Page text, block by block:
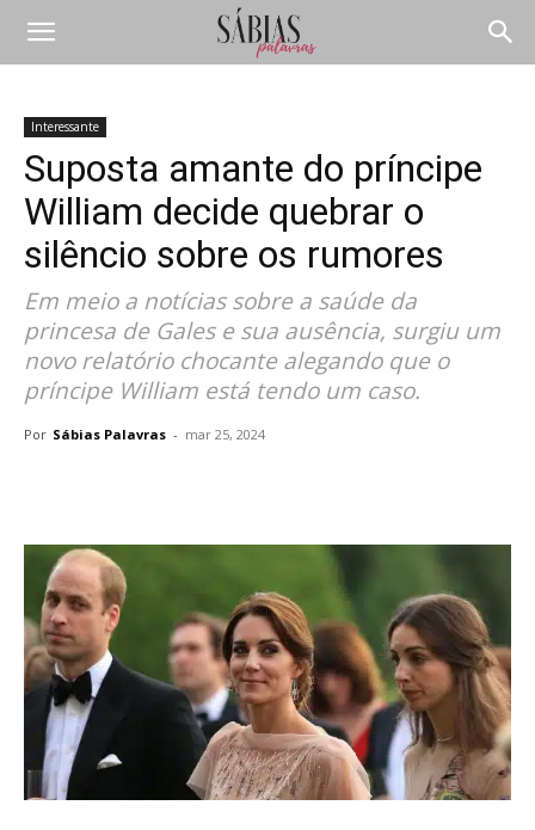
Interessante
Suposta amante do príncipe
William decide quebrar o
silêncio sobre os rumores
Em meio a notícias sobre a saúde da
princesa de Gales e sua ausência, surgiu um
novo relatório chocante alegando que o
príncipe William está tendo um caso.
Por Sábias Palavras - mar 25, 2024